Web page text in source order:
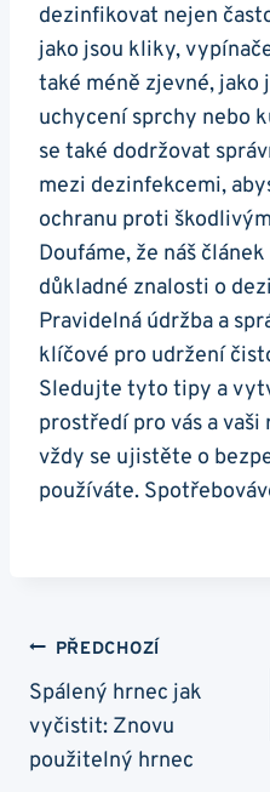
dezinfikovat nejen
jako jsou kliky,
také méně zjevné,
uchycení sprchy nebo
se také dodržovat
mezi dezinfekcemi,
ochranu proti
Doufáme, že náš
důkladné znalosti o
Pravidelná údržba a
klíčové pro udržení
Sledujte tyto tipy a
prostředí pro vás a
vždy se ujistěte o
používáte.
Navigace
Pro
Příspěvek
PŘEDCHOZÍ
Spálený hrnec jak
vyčistit: Znovu
použitelný hrnec